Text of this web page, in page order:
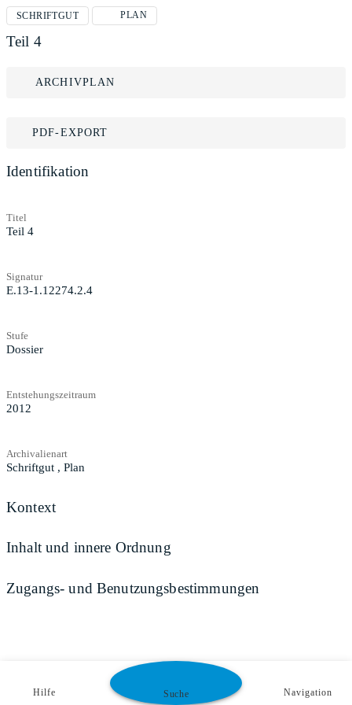
SCHRIFTGUT PLAN
Teil 4
ARCHIVPLAN
PDF-EXPORT
Identifikation
Titel
Teil 4
Signatur
E.13-1.12274.2.4
Stufe
Dossier
Entstehungszeitraum
2012
Archivalienart
Schriftgut , Plan
Kontext
Inhalt und innere Ordnung
Zugangs- und Benutzungsbestimmungen
Hilfe Suche Navigation